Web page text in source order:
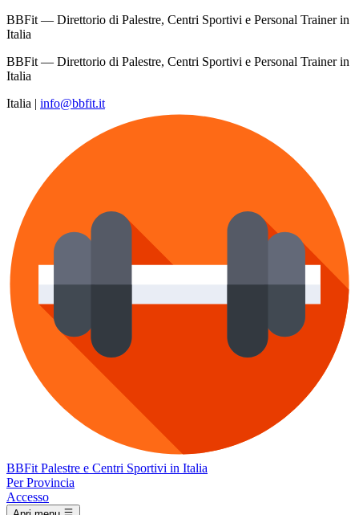
BBFit — Direttorio di Palestre, Centri Sportivi e Personal Trainer in
Italia
BBFit — Direttorio di Palestre, Centri Sportivi e Personal Trainer in
Italia
Italia | info@bbfit.it
BBFit Palestre e Centri Sportivi in Italia
Per Provincia
Accesso